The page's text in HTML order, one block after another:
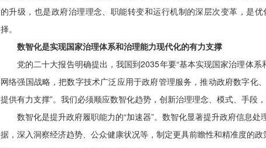
的升级，也是政府治理理念、职能转变和运行机制的深层次变革，是
择。
数智化是实现国家治理体系和治理能力现代化的有力支撑
党的二十大报告明确提出，我国到2035年要“基本实现国家治理体
网络强国战略，把数字技术广泛应用于政府管理服务，推动政府数字化
提供有力支撑”。我们必须顺应数智化趋势，创新治理理念、模式、手段
数智化是提升政府履职能力的“加速器”。数智化显著提升政府信息
据，深入洞察经济趋势、公众健康状况等，制定更具前瞻性和精准度的